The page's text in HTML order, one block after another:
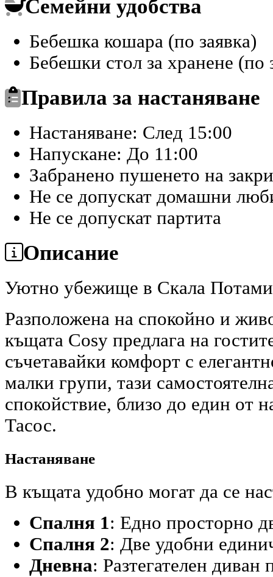
Семейни удобства
Бебешка кошара (по заявка)
Бебешки стол за хранене (по
Правила за настаняване
Настаняване: След 15:00
Напускане: До 11:00
Забранено пушенето на
Не се допускат домашни
Не се допускат партита
Описание
Уютно убежище в Скала
Разположена на спокойно и
къщата Cosy предлага на
съчетавайки комфорт с
малки групи, тази
спокойствие, близо до един от
Тасос.
Настаняване
В къщата удобно могат да се
Спалня 1: Едно просторно
Спалня 2: Две удобни
Дневна: Разтегателен диван